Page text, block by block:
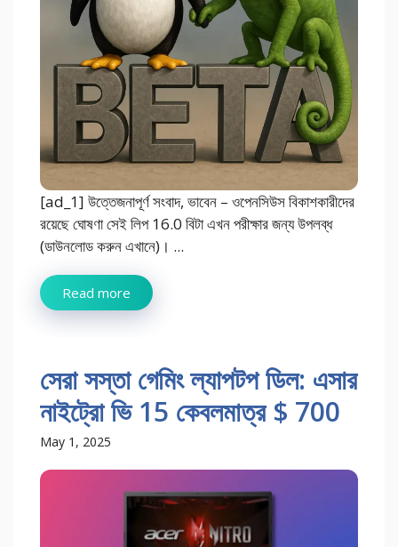
[ad_1] উত্তেজনাপূর্ণ সংবাদ, ভাবেন – ওপেনসিউস বিকাশকারীদের
রয়েছে ঘোষণা সেই লিপ 16.0 বিটা এখন পরীক্ষার জন্য উপলব্ধ
(ডাউনলোড করুন এখানে)। ...
Read more
সেরা সস্তা গেমিং ল্যাপটপ ডিল: এসার
নাইট্রো ভি 15 কেবলমাত্র $ 700
May 1, 2025